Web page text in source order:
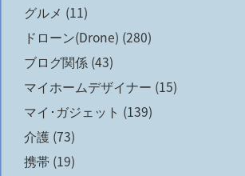
グルメ (11)
ドローン(Drone) (280)
ブログ関係 (43)
マイホームデザイナー (15)
マイ･ガジェット (139)
介護 (73)
携帯 (19)